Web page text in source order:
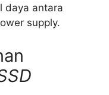
daya antara
supply.